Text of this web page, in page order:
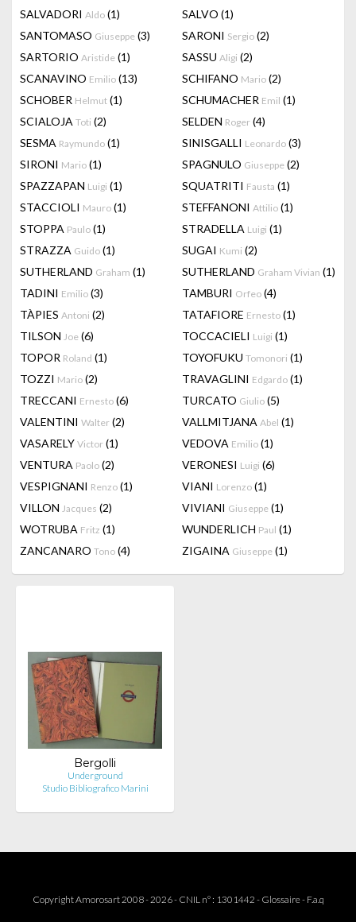
SALVADORI Aldo (1) SALVO (1)
SANTOMASO Giuseppe (3) SARONI Sergio (2)
SARTORIO Aristide (1) SASSU Aligi (2)
SCANAVINO Emilio (13) SCHIFANO Mario (2)
SCHOBER Helmut (1) SCHUMACHER Emil (1)
SCIALOJA Toti (2) SELDEN Roger (4)
SESMA Raymundo (1) SINISGALLI Leonardo (3)
SIRONI Mario (1) SPAGNULO Giuseppe (2)
SPAZZAPAN Luigi (1) SQUATRITI Fausta (1)
STACCIOLI Mauro (1) STEFFANONI Attilio (1)
STOPPA Paulo (1) STRADELLA Luigi (1)
STRAZZA Guido (1) SUGAI Kumi (2)
SUTHERLAND Graham (1) SUTHERLAND Graham Vivian (1)
TADINI Emilio (3) TAMBURI Orfeo (4)
TÀPIES Antoni (2) TATAFIORE Ernesto (1)
TILSON Joe (6) TOCCACIELI Luigi (1)
TOPOR Roland (1) TOYOFUKU Tomonori (1)
TOZZI Mario (2) TRAVAGLINI Edgardo (1)
TRECCANI Ernesto (6) TURCATO Giulio (5)
VALENTINI Walter (2) VALLMITJANA Abel (1)
VASARELY Victor (1) VEDOVA Emilio (1)
VENTURA Paolo (2) VERONESI Luigi (6)
VESPIGNANI Renzo (1) VIANI Lorenzo (1)
VILLON Jacques (2) VIVIANI Giuseppe (1)
WOTRUBA Fritz (1) WUNDERLICH Paul (1)
ZANCANARO Tono (4) ZIGAINA Giuseppe (1)
Bergolli
Underground
Studio Bibliografico Marini
Copyright Amorosart 2008 - 2026 - CNIL n° : 1301442 - Glossaire- F.a.q